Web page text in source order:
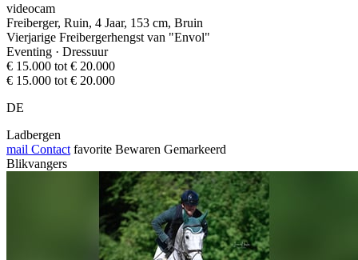
videocam
Freiberger, Ruin, 4 Jaar, 153 cm, Bruin
Vierjarige Freibergerhengst van "Envol"
Eventing · Dressuur
€ 15.000 tot € 20.000
€ 15.000 tot € 20.000
DE
Ladbergen
mail Contact favorite Bewaren Gemarkeerd
Blikvangers